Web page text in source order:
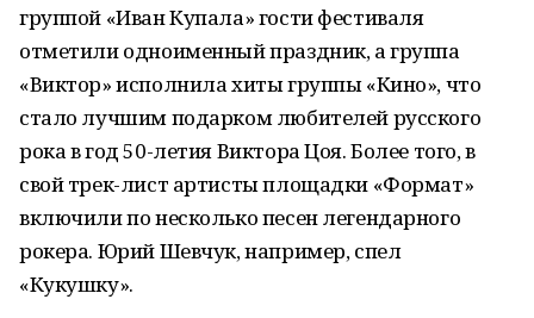
группой «Иван Купала» гости фестиваля
отметили одноименный праздник, а группа
«Виктор» исполнила хиты группы «Кино», что
стало лучшим подарком любителей русского
рока в год 50-летия Виктора Цоя. Более того, в
свой трек-лист артисты площадки «Формат»
включили по несколько песен легендарного
рокера. Юрий Шевчук, например, спел
«Кукушку».